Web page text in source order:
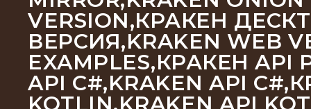
VERSION,КРАКЕН
ВЕРСИЯ,KRAKEN WEB
EXAMPLES,КРАКЕН API
API C#,KRAKEN API
KOTLIN,KRAKEN API